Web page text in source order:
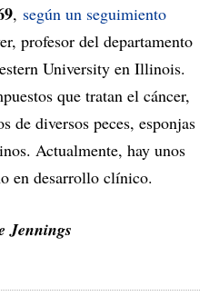
, según un seguimiento
profesor del departamento
University en Illinois.
que tratan el cáncer,
de diversos peces, esponjas
Actualmente, hay unos
en desarrollo clínico.
Jennings